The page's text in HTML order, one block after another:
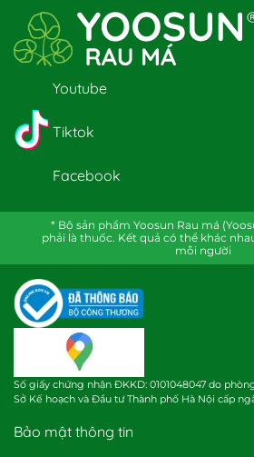
Youtube
Tiktok
Facebook
* Bộ sản phẩm Yoosun Rau má
phải là thuốc. Kết quả có thể khác
mỗi người
Số giấy chứng nhận ĐKKD: 0101048047 do
Sở Kế hoạch và Đầu tư Thành phố Hà Nội cấp
Bảo mật thông tin